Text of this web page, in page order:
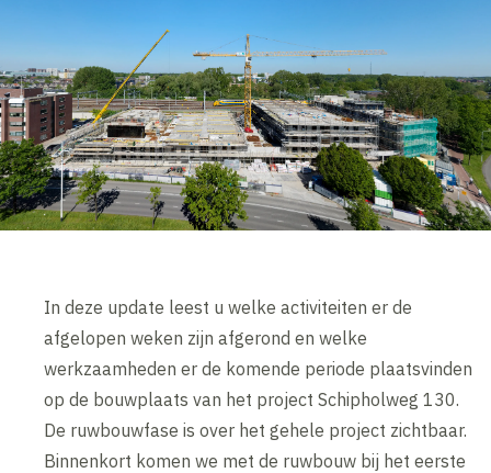
In deze update leest u welke activiteiten er de
afgelopen weken zijn afgerond en welke
werkzaamheden er de komende periode plaatsvinden
op de bouwplaats van het project Schipholweg 130.
De ruwbouwfase is over het gehele project zichtbaar.
Binnenkort komen we met de ruwbouw bij het eerste